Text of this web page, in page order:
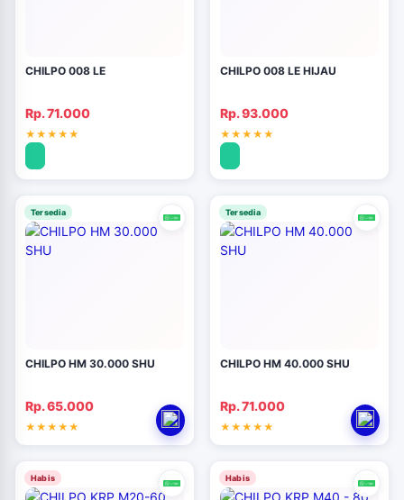
CHILPO 008 LE
Rp. 71.000
CHILPO 008 LE HIJAU
Rp. 93.000
Tersedia
CHILPO HM 30.000 SHU
Rp. 65.000
Tersedia
CHILPO HM 40.000 SHU
Rp. 71.000
Habis Habis